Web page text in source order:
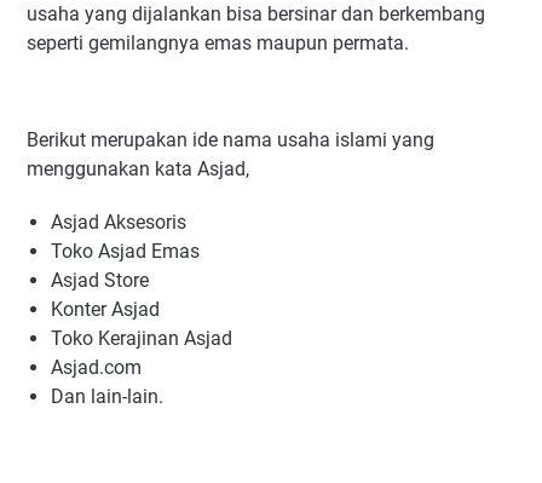
usaha yang dijalankan bisa bersinar dan berkembang
seperti gemilangnya emas maupun permata.
Berikut merupakan ide nama usaha islami yang
menggunakan kata Asjad,
Asjad Aksesoris
Toko Asjad Emas
Asjad Store
Konter Asjad
Toko Kerajinan Asjad
Asjad.com
Dan lain-lain.